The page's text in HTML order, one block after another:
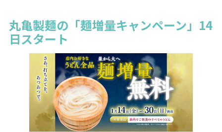
丸亀製麺の「麺増量キャンペーン」14
日スタート